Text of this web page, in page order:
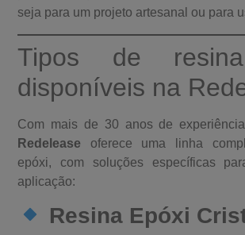
seja para um projeto artesanal ou para
Tipos de
disponíveis na
Com mais de 30 anos de
Redelease oferece uma linha
epóxi, com soluções específicas
aplicação:
Resina Epóxi